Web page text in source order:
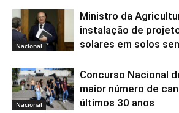
Nacional
Ministro da
instalação de
solares em solos
Nacional
Concurso Nacional
maior número de
últimos 30 anos